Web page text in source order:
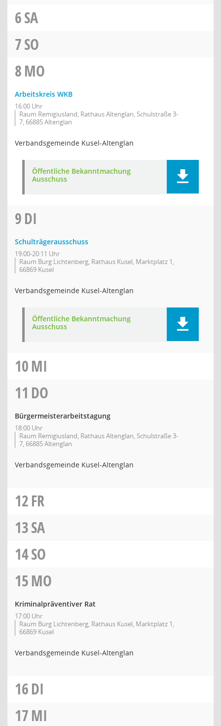
6SA
7SO
8MO
Arbeitskreis WKB
16:00 Uhr
Raum Remigiusland, Rathaus Altenglan, Schulstraße 3-
7, 66885 Altenglan
Verbandsgemeinde Kusel-Altenglan
Öffentliche Bekanntmachung
Ausschuss
9DI
Schulträgerausschuss
19:00-20:11 Uhr
Raum Burg Lichtenberg, Rathaus Kusel, Marktplatz 1,
66869 Kusel
Verbandsgemeinde Kusel-Altenglan
Öffentliche Bekanntmachung
Ausschuss
10MI
11 DO
Bürgermeisterarbeitstagung
18:00 Uhr
Raum Remigiusland, Rathaus Altenglan, Schulstraße 3-
7, 66885 Altenglan
Verbandsgemeinde Kusel-Altenglan
12FR
13SA
14SO
15MO
Kriminalpräventiver Rat
17:00 Uhr
Raum Burg Lichtenberg, Rathaus Kusel, Marktplatz 1,
66869 Kusel
Verbandsgemeinde Kusel-Altenglan
16DI
17MI